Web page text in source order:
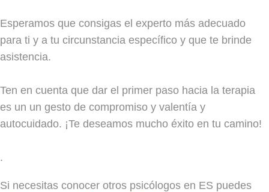
Esperamos que consigas el experto más adecuado
para ti y a tu circunstancia específico y que te brinde
asistencia.
Ten en cuenta que dar el primer paso hacia la terapia
es un un gesto de compromiso y valentía y
autocuidado. ¡Te deseamos mucho éxito en tu camino!
.
Si necesitas conocer otros psicólogos en ES puedes